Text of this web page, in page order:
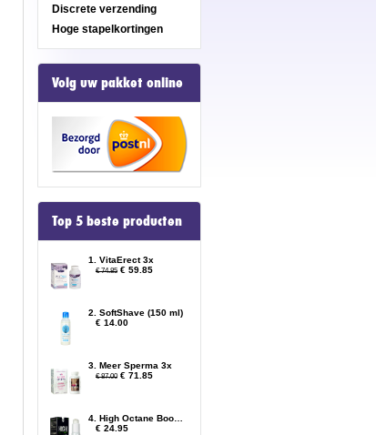
Discrete verzending
Hoge stapelkortingen
Volg uw pakket online
Top 5 beste producten
1. VitaErect 3x
€ 74.85 € 59.85
2. SoftShave (150 ml)
€ 14.00
3. Meer Sperma 3x
€ 87.00 € 71.85
€ 24.95